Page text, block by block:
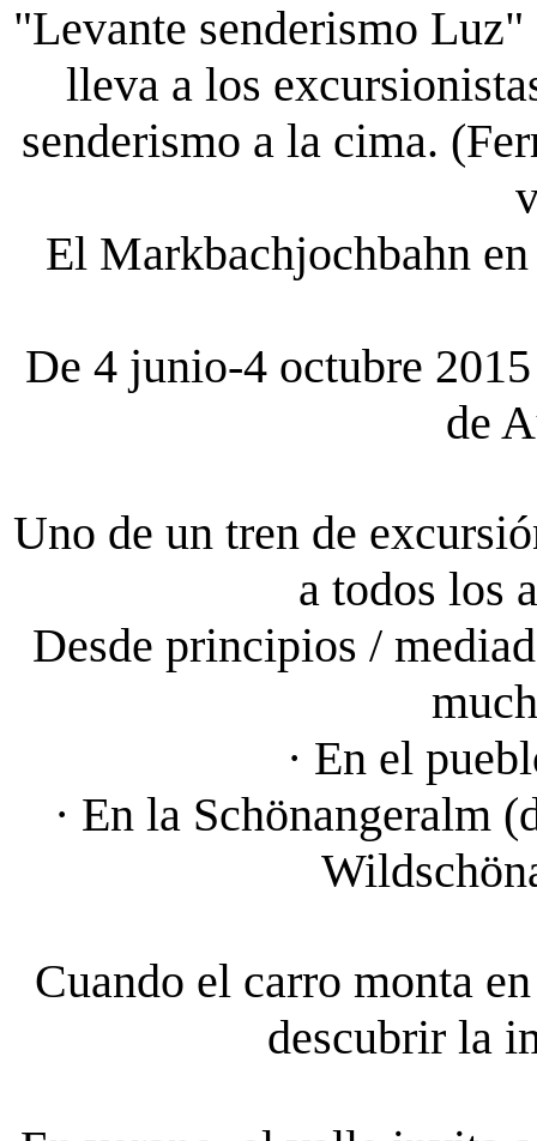
"Levante senderismo
lleva a los
senderismo a la cima.
El Markbachjochbahn
De 4 junio-4 octubre
de
Uno de un tren de
a todos los
Desde principios /
· En el
· En la Schönangeralm
Cuando el carro monta
descubrir la